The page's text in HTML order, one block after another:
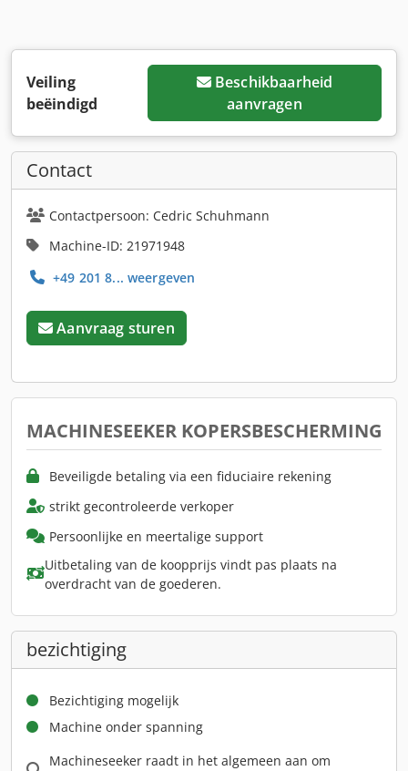
Veiling
beëindigd
Beschikbaarheid
aanvragen
Contact
Contactpersoon: Cedric Schuhmann
Machine-ID: 21971948
+49 201 8... weergeven
Aanvraag sturen
MACHINESEEKER KOPERSBESCHERMING
Beveiligde betaling via een fiduciaire rekening
strikt gecontroleerde verkoper
Persoonlijke en meertalige support
Uitbetaling van de koopprijs vindt pas plaats na
overdracht van de goederen.
bezichtiging
Bezichtiging mogelijk
Machine onder spanning
Machineseeker raadt in het algemeen aan om